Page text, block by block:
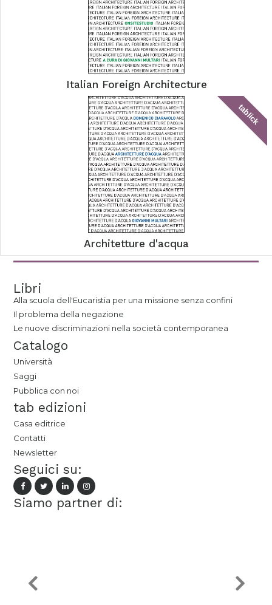
Italian Foreign Architecture
tablick
Architetture d'acqua
Libri
Alla scuola dell'Eucaristia per una missione senza confini
Il problema della negazione
Le nuove discriminazioni nella società contemporanea
Catalogo
Università
Saggi
Pubblica con noi
tab edizioni
Casa editrice
Contatti
Newsletter
Seguici su:
Siamo partner di: